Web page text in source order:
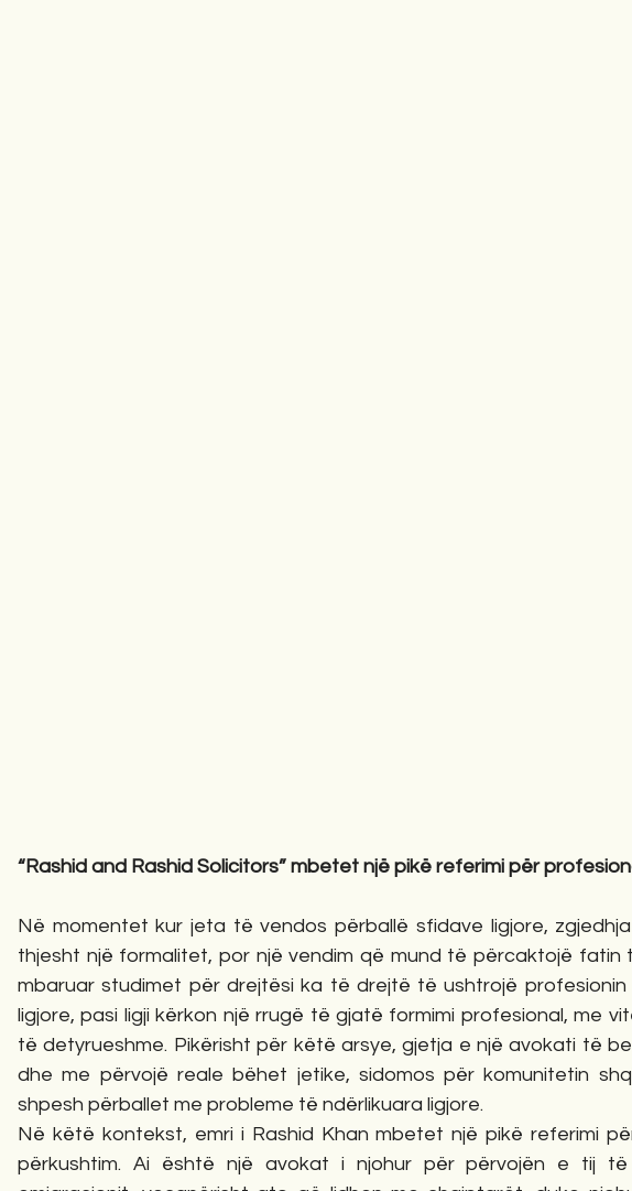
“Rashid and Rashid Solicitors” mbetet një pikë referimi për
Në momentet kur jeta të vendos përballë sfidave ligjore,
thjesht një formalitet, por një vendim që mund të përcaktojë fatin
mbaruar studimet për drejtësi ka të drejtë të ushtrojë
ligjore, pasi ligji kërkon një rrugë të gjatë formimi profesional, me
të detyrueshme. Pikërisht për këtë arsye, gjetja e një avokati të
dhe me përvojë reale bëhet jetike, sidomos për komunitetin
shpesh përballet me probleme të ndërlikuara ligjore.
Në këtë kontekst, emri i Rashid Khan mbetet një pikë referimi
përkushtim. Ai është një avokat i njohur për përvojën e tij